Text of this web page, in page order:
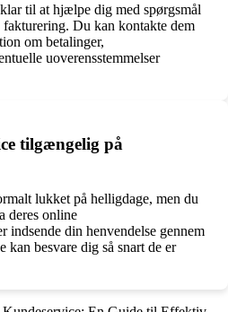
til at hjælpe dig med spørgsmål
Du kan kontakte dem
om betalinger,
uoverensstemmelser
tilgængelig på
lukket på helligdage, men du
deres online
indsende din henvendelse gennem
kan besvare dig så snart de er